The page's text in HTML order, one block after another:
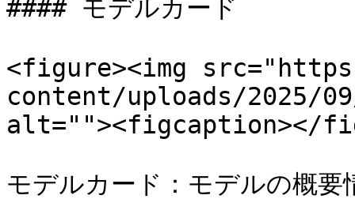
#### モデルカード
<figure><img
content/uploads/2025/
alt=""><figcaption></
モデルカード：モデルの概要